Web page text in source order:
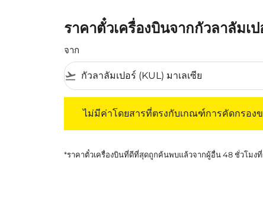
ราคาตั๋วเครื่องบินจากกัวลาลัมเ
จาก
flight_takeoff
ไม่มีค่าโดยสารที่ตรงกับเกณฑ์การคัดกรอ
*ราคาตั๋วเครื่องบินที่ดีที่สุดถูกค้นพบแล้วจากผู้อื่น 48 ชั่วโมง